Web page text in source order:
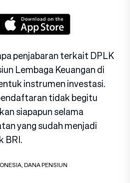
penjabaran terkait DPLK
Lembaga Keuangan di
instrumen investasi.
tidak begitu
siapapun selama
yang sudah menjadi
BRI.
,DANA PENSIUN